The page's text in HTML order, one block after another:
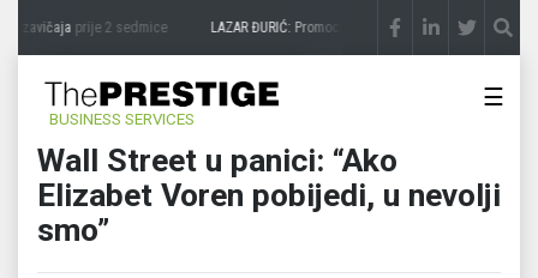
zavičajaprije 2 sedmice LAZAR ĐURIĆ: Promocija potencijal pretvara u destinaciju
BUSINESS SERVICES
☰
Wall Street u panici: “Ako
Elizabet Voren pobijedi, u nevolji
smo”